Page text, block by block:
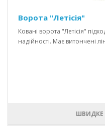
Ворота "Летісія"
Ковані ворота "Летісія"
надійності. Має витончені
ШВИДКЕ